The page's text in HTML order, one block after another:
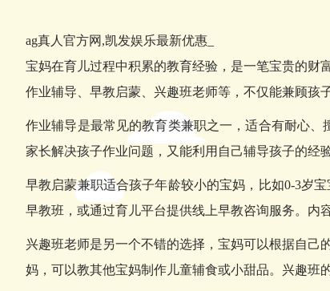
ag真人官方网,凯发娱乐最新优惠_
宝妈在育儿过程中积累的教育经验，是一笔宝贵的财
作业辅导、早教启蒙、兴趣班老师等，不仅能兼顾孩
作业辅导是最常见的教育类兼职之一，适合有耐心
家长解决孩子作业问题，又能利用自己辅导孩子的经
早教启蒙兼职适合孩子年龄较小的宝妈，比如0-3岁
早教班，或通过育儿平台提供线上早教咨询服务。内
兴趣班老师是另一个不错的选择，宝妈可以根据自
妈，可以教其他宝妈制作儿童辅食或小甜品。兴趣班